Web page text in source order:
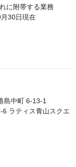
に附帯する業務
30日現在
島中町 6-13-1
ラティス青山スクエ